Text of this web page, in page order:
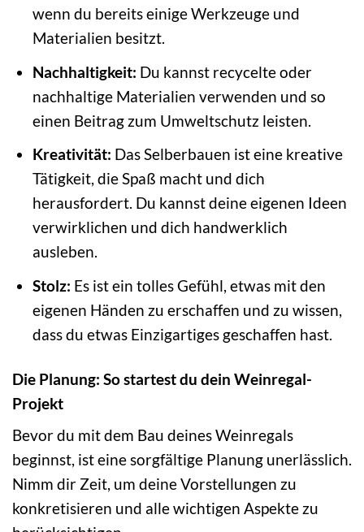
wenn du bereits einige Werkzeuge und
Materialien besitzt.
Nachhaltigkeit: Du kannst recycelte oder
nachhaltige Materialien verwenden und so
einen Beitrag zum Umweltschutz leisten.
Kreativität: Das Selberbauen ist eine kreative
Tätigkeit, die Spaß macht und dich
herausfordert. Du kannst deine eigenen Ideen
verwirklichen und dich handwerklich
ausleben.
Stolz: Es ist ein tolles Gefühl, etwas mit den
eigenen Händen zu erschaffen und zu wissen,
dass du etwas Einzigartiges geschaffen hast.
Die Planung: So startest du dein Weinregal-
Projekt
Bevor du mit dem Bau deines Weinregals
beginnst, ist eine sorgfältige Planung unerlässlich.
Nimm dir Zeit, um deine Vorstellungen zu
konkretisieren und alle wichtigen Aspekte zu